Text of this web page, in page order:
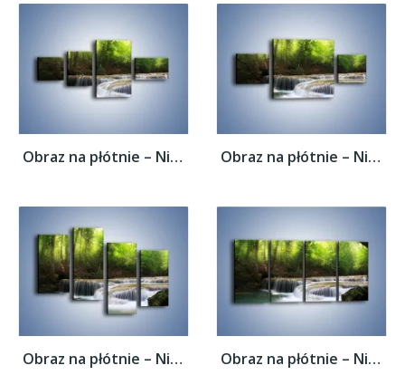
Obraz na płótnie – Niski niegroźny... Obraz na płótnie – Niski niegroźny...
Obraz na płótnie – Niski niegroźny... Obraz na płótnie – Niski niegroźny...